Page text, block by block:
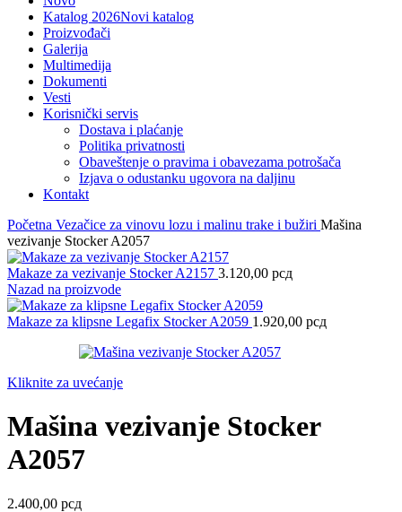
Katalog 2026Novi katalog
Proizvođači
Galerija
Multimedija
Dokumenti
Vesti
Korisnički servis
Dostava i plaćanje
Politika privatnosti
Obaveštenje o pravima i obavezama potrošača
Izjava o odustanku ugovora na daljinu
Kontakt
Početna Vezačice za vinovu lozu i malinu trake i bužiri Mašina
vezivanje Stocker A2057
Makaze za vezivanje Stocker A2157 3.120,00 рсд
Nazad na proizvode
Makaze za klipsne Legafix Stocker A2059 1.920,00 рсд
Kliknite za uvećanje
Mašina vezivanje Stocker
A2057
2.400,00 рсд